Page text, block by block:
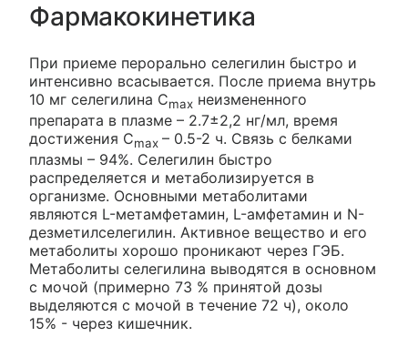
Фармакокинетика
При приеме перорально селегилин быстро и
интенсивно всасывается. После приема внутрь
10 мг селегилина Cmax неизмененного
препарата в плазме – 2.7±2,2 нг/мл, время
достижения Cmax – 0.5-2 ч. Связь с белками
плазмы – 94%. Селегилин быстро
распределяется и метаболизируется в
организме. Основными метаболитами
являются L-метамфетамин, L-амфетамин и N-
дезметилселегилин. Активное вещество и его
метаболиты хорошо проникают через ГЭБ.
Метаболиты селегилина выводятся в основном
с мочой (примерно 73 % принятой дозы
выделяются с мочой в течение 72 ч), около
15% - через кишечник.